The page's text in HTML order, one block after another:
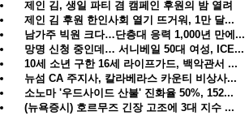
제인 김, 생일 파티 겸 캠페인 후원의 밤 열려
제인 김 후원 한인사회 열기 뜨거워, 1만 달...
남가주 빅원 크다…단층대 응력 1,000년 만에...
망명 신청 중인데… 서니베일 50대 여성, ICE...
10세 소년 구한 16세 라이프가드, 백악관서 ...
뉴섬 CA 주지사, 칼라베라스 카운티 비상사...
소노마 '우드사이드 산불' 진화율 50%, 152...
(뉴욕증시) 호르무즈 긴장 고조에 3대 지수 ...